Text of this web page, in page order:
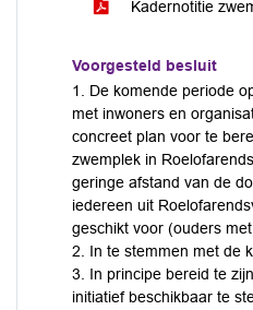
Kadernotitie
Voorgesteld besluit
1. De komende periode
met inwoners en
concreet plan voor te
zwemplek in
geringe afstand van de
iedereen uit
geschikt voor (ouders
2. In te stemmen met de
3. In principe bereid te
initiatief beschikbaar te